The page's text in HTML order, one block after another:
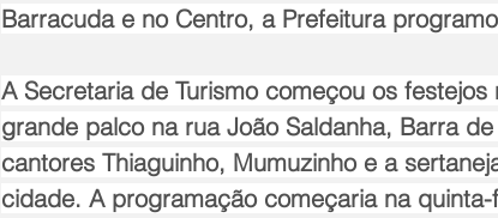
Barracuda e no Centro, a Prefeitura
A Secretaria de Turismo começou os
grande palco na rua João Saldanha, Barra
cantores Thiaguinho, Mumuzinho e a
cidade. A programação começaria na